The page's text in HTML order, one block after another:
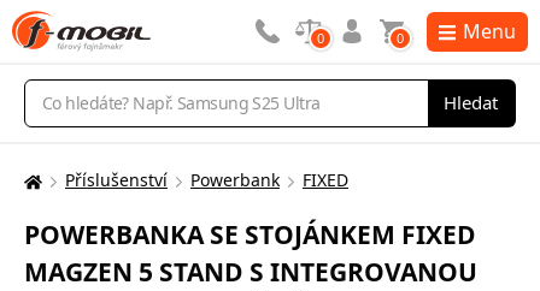
Vyhledávání
Hledat
0 0 Menu
Zde
nacházíte:
Příslušenství Powerbank FIXED
POWERBANKA SE STOJÁNKEM FIXED
MAGZEN 5 STAND S INTEGROVANOU